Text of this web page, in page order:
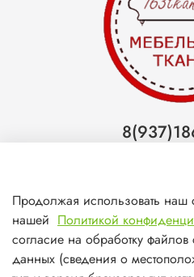
Самара (ТЦ
Самара
Продолжая использовать наш
нашей Политикой
согласие на обработку
данных (сведения о